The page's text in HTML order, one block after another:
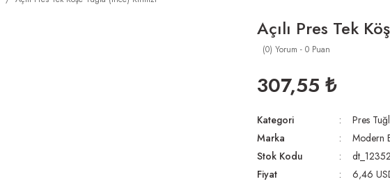
Açılı Pres Tek
(0) Yorum - 0 Puan
307,55 ₺
Kategori Pres
Marka
Modern
Stok Kodu
dt_12352
Fiyat
6,46